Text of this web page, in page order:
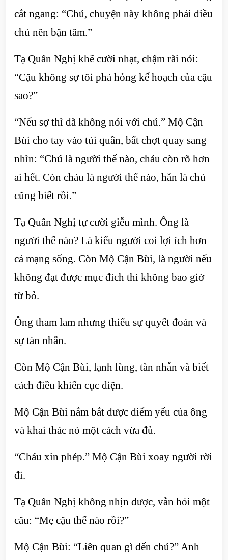
cắt ngang: “Chú, chuyện này không phải điều
chú nên bận tâm.”
Tạ Quân Nghị khẽ cười nhạt, chậm rãi nói:
“Cậu không sợ tôi phá hỏng kế hoạch của cậu
sao?”
“Nếu sợ thì đã không nói với chú.” Mộ Cận
Bùi cho tay vào túi quần, bất chợt quay sang
nhìn: “Chú là người thế nào, cháu còn rõ hơn
ai hết. Còn cháu là người thế nào, hẳn là chú
cũng biết rồi.”
Tạ Quân Nghị tự cười giễu mình. Ông là
người thế nào? Là kiểu người coi lợi ích hơn
cả mạng sống. Còn Mộ Cận Bùi, là người nếu
không đạt được mục đích thì không bao giờ
từ bỏ.
Ông tham lam nhưng thiếu sự quyết đoán và
sự tàn nhẫn.
Còn Mộ Cận Bùi, lạnh lùng, tàn nhẫn và biết
cách điều khiển cục diện.
Mộ Cận Bùi nắm bắt được điểm yếu của ông
và khai thác nó một cách vừa đủ.
“Cháu xin phép.” Mộ Cận Bùi xoay người rời
đi.
Tạ Quân Nghị không nhịn được, vẫn hỏi một
câu: “Mẹ cậu thế nào rồi?”
Mộ Cận Bùi: “Liên quan gì đến chú?” Anh